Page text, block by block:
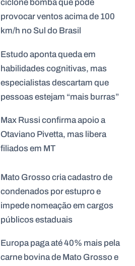
ciclone bomba que pode
provocar ventos acima de 100
km/h no Sul do Brasil
Estudo aponta queda em
habilidades cognitivas, mas
especialistas descartam que
pessoas estejam “mais burras”
Max Russi confirma apoio a
Otaviano Pivetta, mas libera
filiados em MT
Mato Grosso cria cadastro de
condenados por estupro e
impede nomeação em cargos
públicos estaduais
Europa paga até 40% mais pela
carne bovina de Mato Grosso e